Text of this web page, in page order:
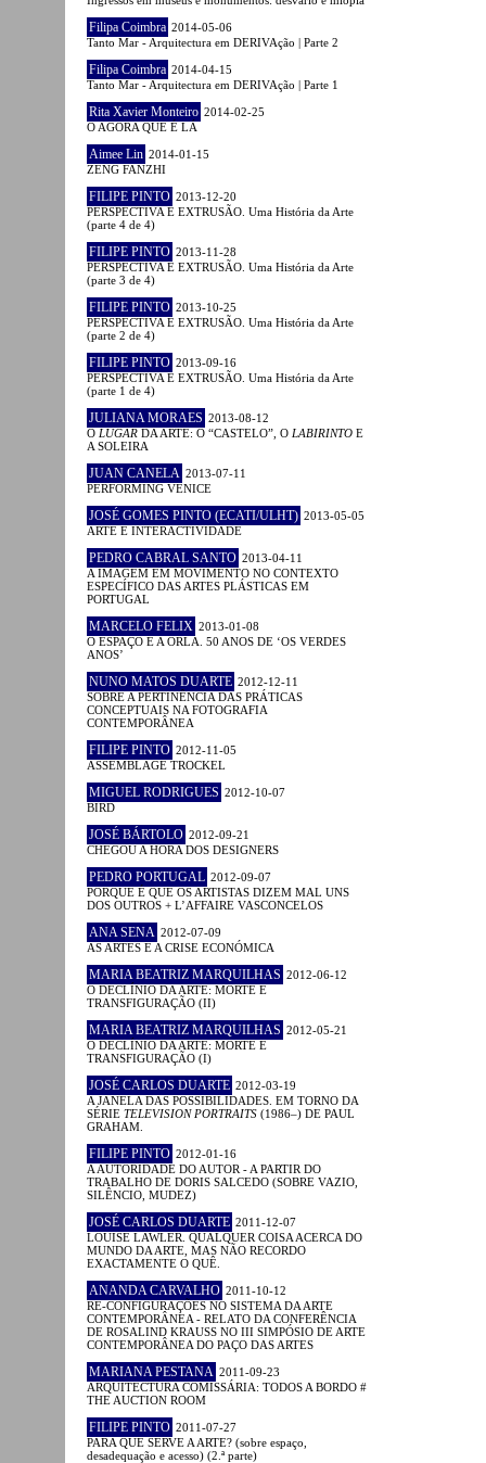
Filipa Coimbra 2014-05-06
Tanto Mar - Arquitectura em DERIVAção | Parte 2
Filipa Coimbra 2014-04-15
Tanto Mar - Arquitectura em DERIVAção | Parte 1
Rita Xavier Monteiro 2014-02-25
O AGORA QUE É LÁ
Aimee Lin 2014-01-15
ZENG FANZHI
FILIPE PINTO 2013-12-20
PERSPECTIVA E EXTRUSÃO. Uma História da Arte
(parte 4 de 4)
FILIPE PINTO 2013-11-28
PERSPECTIVA E EXTRUSÃO. Uma História da Arte
(parte 3 de 4)
FILIPE PINTO 2013-10-25
PERSPECTIVA E EXTRUSÃO. Uma História da Arte
(parte 2 de 4)
FILIPE PINTO 2013-09-16
PERSPECTIVA E EXTRUSÃO. Uma História da Arte
(parte 1 de 4)
JULIANA MORAES 2013-08-12
O LUGAR DA ARTE: O “CASTELO”, O LABIRINTO E
A SOLEIRA
JUAN CANELA 2013-07-11
PERFORMING VENICE
JOSÉ GOMES PINTO (ECATI/ULHT) 2013-05-05
ARTE E INTERACTIVIDADE
PEDRO CABRAL SANTO 2013-04-11
A IMAGEM EM MOVIMENTO NO CONTEXTO
ESPECÍFICO DAS ARTES PLÁSTICAS EM
PORTUGAL
MARCELO FELIX 2013-01-08
O ESPAÇO E A ORLA. 50 ANOS DE ‘OS VERDES
ANOS’
NUNO MATOS DUARTE 2012-12-11
SOBRE A PERTINÊNCIA DAS PRÁTICAS
CONCEPTUAIS NA FOTOGRAFIA
CONTEMPORÂNEA
FILIPE PINTO 2012-11-05
ASSEMBLAGE TROCKEL
MIGUEL RODRIGUES 2012-10-07
BIRD
JOSÉ BÁRTOLO 2012-09-21
CHEGOU A HORA DOS DESIGNERS
PEDRO PORTUGAL 2012-09-07
PORQUE É QUE OS ARTISTAS DIZEM MAL UNS
DOS OUTROS + L’AFFAIRE VASCONCELOS
ANA SENA 2012-07-09
AS ARTES E A CRISE ECONÓMICA
MARIA BEATRIZ MARQUILHAS 2012-06-12
O DECLÍNIO DA ARTE: MORTE E
TRANSFIGURAÇÃO (II)
MARIA BEATRIZ MARQUILHAS 2012-05-21
O DECLÍNIO DA ARTE: MORTE E
TRANSFIGURAÇÃO (I)
JOSÉ CARLOS DUARTE 2012-03-19
A JANELA DAS POSSIBILIDADES. EM TORNO DA
SÉRIE TELEVISION PORTRAITS (1986–) DE PAUL
GRAHAM.
FILIPE PINTO 2012-01-16
A AUTORIDADE DO AUTOR - A PARTIR DO
TRABALHO DE DORIS SALCEDO (SOBRE VAZIO,
SILÊNCIO, MUDEZ)
JOSÉ CARLOS DUARTE 2011-12-07
LOUISE LAWLER. QUALQUER COISA ACERCA DO
MUNDO DA ARTE, MAS NÃO RECORDO
EXACTAMENTE O QUÊ.
ANANDA CARVALHO 2011-10-12
RE-CONFIGURAÇÕES NO SISTEMA DA ARTE
CONTEMPORÂNEA - RELATO DA CONFERÊNCIA
DE ROSALIND KRAUSS NO III SIMPÓSIO DE ARTE
CONTEMPORÂNEA DO PAÇO DAS ARTES
MARIANA PESTANA 2011-09-23
ARQUITECTURA COMISSÁRIA: TODOS A BORDO #
THE AUCTION ROOM
FILIPE PINTO 2011-07-27
PARA QUE SERVE A ARTE? (sobre espaço,
desadequação e acesso) (2.ª parte)